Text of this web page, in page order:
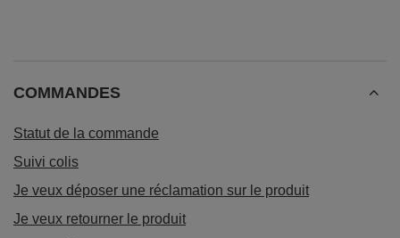
COMMANDES
Statut de la commande
Suivi colis
Je veux déposer une réclamation sur le produit
Je veux retourner le produit